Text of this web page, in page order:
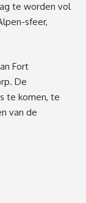
te worden vol
sfeer,
Fort
De
te komen, te
van de